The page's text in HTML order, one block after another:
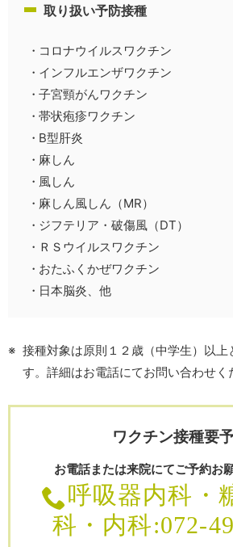
取り扱い予防接種
コロナウイルスワクチン
インフルエンザワクチン
子宮頸がんワクチン
帯状疱疹ワクチン
B型肝炎
麻しん
風しん
麻しん風しん（MR）
ジフテリア・破傷風（DT）
ＲＳウイルスワクチン
おたふくかぜワクチン
日本脳炎、他
接種対象は原則１２歳（中学生）以上
す。詳細はお電話にてお問い合わせく
ワクチン接種要
お電話または来院にてご予約お
呼吸器内科・
科・内科:072-